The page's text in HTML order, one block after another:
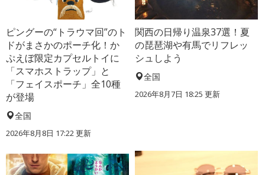
ピングーの“トラウマ回”のト
ドがまさかのポーチ化！か
ぷえぼ限定カプセルトイに
「スマホストラップ」と
「フェイスポーチ」全10種
が登場
全国
2026年8月8日 17:22更新
関西の日帰り温泉37選！夏
の琵琶湖や有馬でリフレッ
シュしよう
全国
2026年8月7日 18:25 更新